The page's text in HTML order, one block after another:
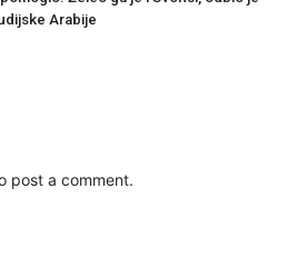
Arabije
post a comment.